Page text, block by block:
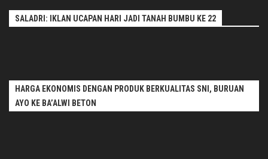
SALADRI: IKLAN UCAPAN HARI JADI TANAH BUMBU KE 22
HARGA EKONOMIS DENGAN PRODUK BERKUALITAS SNI, BURUAN
AYO KE BA’ALWI BETON